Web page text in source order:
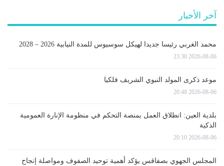
آخر الأخبار
محمد الغربي رئيسا جديدا لهيكل سوسيوس للمدة النيابية 2026 – 2028
2026-08-06 23:30
موعد ذكرى المولد النبوي الشريف فلكيا
2026-08-06 20:48
بلدية العين: انطلاق العمل بمنصة التحكم في منظومة الإنارة العمومية
الذكية
2026-08-06 20:10
المجلس الجهوي بصفاقس يؤكد أهمية توحيد الصفوف ومواصلة إنجاح